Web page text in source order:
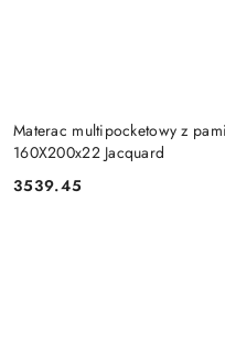
Materac multipocketowy z
160X200x22 Jacquard
Cena:
3539.45